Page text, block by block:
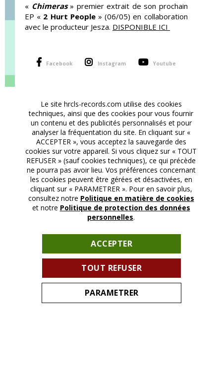
« Chimeras» premier extrait de son prochain
EP « 2 Hurt People» (06/05) en collaboration
avec le producteur Jesza. DISPONIBLE ICI
Facebook Instagram Youtube
YouTube est désactivé. AUTORISER
Le site hrcls-records.com utilise des cookies
techniques, ainsi que des cookies pour vous fournir
un contenu et des publicités personnalisés et pour
analyser la fréquentation du site. En cliquant sur «
ACCEPTER », vous acceptez la sauvegarde des
cookies sur votre appareil. Si vous cliquez sur « TOUT
REFUSER » (sauf cookies techniques), ce qui précède
ne pourra pas avoir lieu. Vos préférences concernant
les cookies peuvent être gérées et désactivées, en
cliquant sur « PARAMETRER ». Pour en savoir plus,
consultez notre Politique en matière de cookies
et notre Politique de protection des données
personnelles.
ACCEPTER
TOUT REFUSER
PARAMETRER